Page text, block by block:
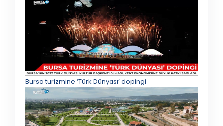
Bursa turizmine ‘Türk Dünyası’ dopingi